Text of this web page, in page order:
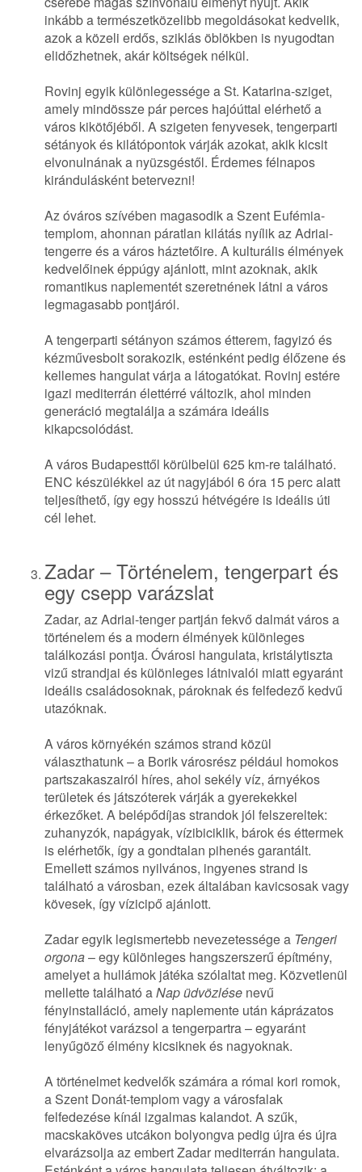
inkább a természetközelibb megoldásokat kedvelik,
azok a közeli erdős, sziklás öblökben is nyugodtan
elidőzhetnek, akár költségek nélkül.
Rovinj egyik különlegessége a St. Katarina-sziget,
amely mindössze pár perces hajóúttal elérhető a
város kikötőjéből. A szigeten fenyvesek, tengerparti
sétányok és kilátópontok várják azokat, akik kicsit
elvonulnának a nyüzsgéstől. Érdemes félnapos
kirándulásként betervezni!
Az óváros szívében magasodik a Szent Eufémia-
templom, ahonnan páratlan kilátás nyílik az Adriai-
tengerre és a város háztetőire. A kulturális élmények
kedvelőinek éppúgy ajánlott, mint azoknak, akik
romantikus naplementét szeretnének látni a város
legmagasabb pontjáról.
A tengerparti sétányon számos étterem, fagyizó és
kézművesbolt sorakozik, esténként pedig élőzene és
kellemes hangulat várja a látogatókat. Rovinj estére
igazi mediterrán élettérré változik, ahol minden
generáció megtalálja a számára ideális
kikapcsolódást.
A város Budapesttől körülbelül 625 km-re található.
ENC készülékkel az út nagyjából 6 óra 15 perc alatt
teljesíthető, így egy hosszú hétvégére is ideális úti
cél lehet.
Zadar – Történelem, tengerpart és
egy csepp varázslat
Zadar, az Adriai-tenger partján fekvő dalmát város a
történelem és a modern élmények különleges
találkozási pontja. Óvárosi hangulata, kristálytiszta
vizű strandjai és különleges látnivalói miatt egyaránt
ideális családosoknak, pároknak és felfedező kedvű
utazóknak.
A város környékén számos strand közül
választhatunk – a Borik városrész például homokos
partszakaszairól híres, ahol sekély víz, árnyékos
területek és játszóterek várják a gyerekekkel
érkezőket. A belépődíjas strandok jól felszereltek:
zuhanyzók, napágyak, vízibiciklik, bárok és éttermek
is elérhetők, így a gondtalan pihenés garantált.
Emellett számos nyilvános, ingyenes strand is
található a városban, ezek általában kavicsosak vagy
kövesek, így vízicipő ajánlott.
Zadar egyik legismertebb nevezetessége a Tengeri
orgona– egy különleges hangszerszerű építmény,
amelyet a hullámok játéka szólaltat meg. Közvetlenül
mellette található aNap üdvözlése nevű
fényinstalláció, amely naplemente után káprázatos
fényjátékot varázsol a tengerpartra – egyaránt
lenyűgöző élmény kicsiknek és nagyoknak.
A történelmet kedvelők számára a római kori romok,
a Szent Donát-templom vagy a városfalak
felfedezése kínál izgalmas kalandot. A szűk,
macskaköves utcákon bolyongva pedig újra és újra
elvarázsolja az embert Zadar mediterrán hangulata.